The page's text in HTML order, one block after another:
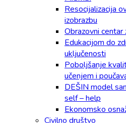
Resocijalizacija
izobrazbu
Obrazovni centar
Edukacijom do
uključenosti
Poboljšanje
učenjem i
DEŠIN model
self – help
Ekonomsko
Civilno društvo